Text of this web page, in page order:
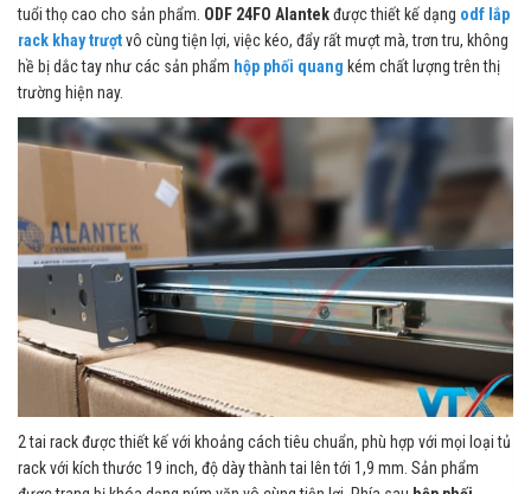
tuổi thọ cao cho sản phẩm. ODF 24FO Alantekđược thiết kế dạng odf lắp
rack khay trượtvô cùng tiện lợi, việc kéo, đẩy rất mượt mà, trơn tru, không
hề bị dắc tay như các sản phẩm hộp phối quang kém chất lượng trên thị
trường hiện nay.
2 tai rack được thiết kế với khoảng cách tiêu chuẩn, phù hợp với mọi loại tủ
rack với kích thước 19 inch, độ dày thành tai lên tới 1,9 mm. Sản phẩm